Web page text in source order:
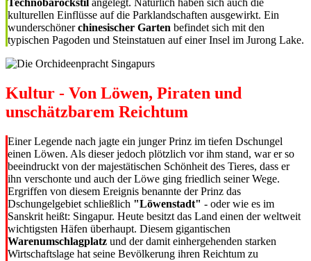
Technobarockstil angelegt. Natürlich haben sich auch die
kulturellen Einflüsse auf die Parklandschaften ausgewirkt. Ein
wunderschönerchinesischer Garten befindet sich mit den
typischen Pagoden und Steinstatuen auf einer Insel im Jurong Lake.
Kultur - Von Löwen, Piraten und
unschätzbarem Reichtum
Einer Legende nach jagte ein junger Prinz im tiefen Dschungel
einen Löwen. Als dieser jedoch plötzlich vor ihm stand, war er so
beeindruckt von der majestätischen Schönheit des Tieres, dass er
ihn verschonte und auch der Löwe ging friedlich seiner Wege.
Ergriffen von diesem Ereignis benannte der Prinz das
Dschungelgebiet schließlich "Löwenstadt" - oder wie es im
Sanskrit heißt: Singapur. Heute besitzt das Land einen der weltweit
wichtigsten Häfen überhaupt. Diesem gigantischen
Warenumschlagplatz und der damit einhergehenden starken
Wirtschaftslage hat seine Bevölkerung ihren Reichtum zu